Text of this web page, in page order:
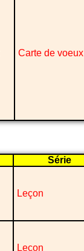
Carte de voeux
Série
Leçon
Leçon